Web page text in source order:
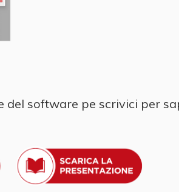
del software pe scrivici per